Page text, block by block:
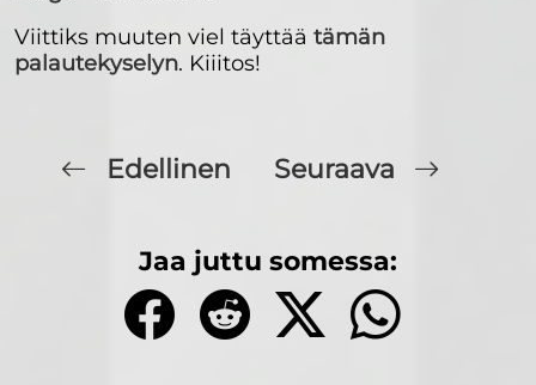
Viittiks muuten viel täyttää tämän
palautekyselyn. Kiiitos!
Edellinen Seuraava
Jaa juttu somessa: